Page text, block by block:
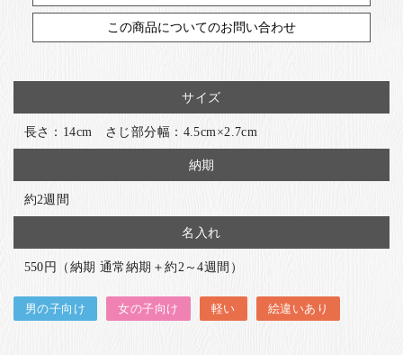
この商品についてのお問い合わせ
サイズ
長さ：14cm さじ部分幅：4.5cm×2.7cm
納期
約2週間
名入れ
550円（納期 通常納期＋約2～4週間）
男の子向け 女の子向け 軽い 絵違いあり